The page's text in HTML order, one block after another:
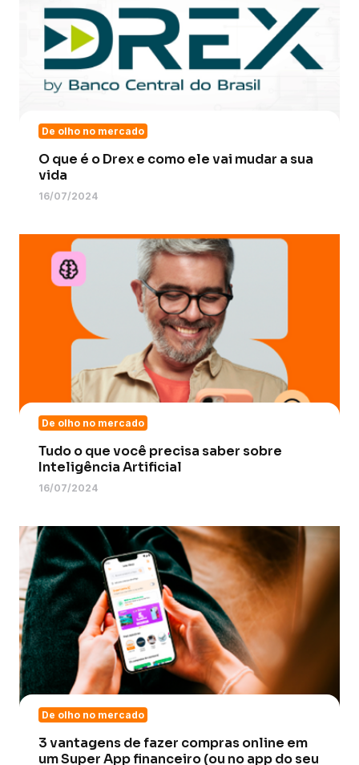
De olho no mercado
O que é o Drex e como ele vai mudar a sua
vida
16/07/2024
De olho no mercado
Tudo o que você precisa saber sobre
Inteligência Artificial
16/07/2024
De olho no mercado
3 vantagens de fazer compras online em
um Super App financeiro (ou no app do seu